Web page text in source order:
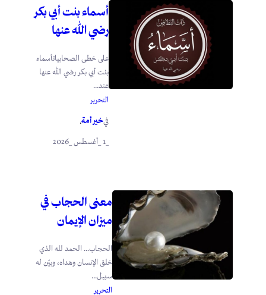
أسماء بنت أبي بكر
رضي الله عنها
على خطى الصحابياتأسماء
بنت أبي بكر رضي الله عنها
عند...
التحرير
فيخير أمة.
_1 _أغسطس _2026
معنى الحجاب في
ميزان الإيمان
الحجاب… الحمد لله الذي
خلق الإنسان وهداه، وبيّن له
سبيل...
التحرير